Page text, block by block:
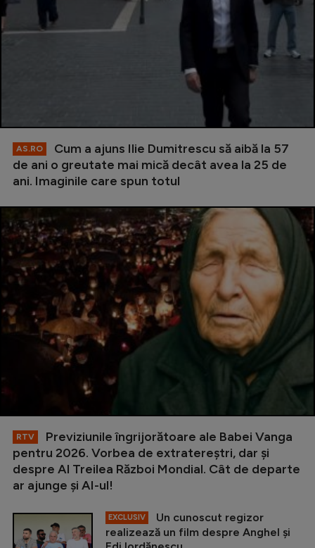
AS.RO
Cum a ajuns Ilie Dumitrescu să aibă la 57
de ani o greutate mai mică decât avea la 25 de
ani. Imaginile care spun totul
RTV
Previziunile îngrijorătoare ale Babei Vanga
pentru 2026. Vorbea de extratereștri, dar și
despre Al Treilea Război Mondial. Cât de departe
ar ajunge și AI-ul!
EXCLUSIV
Un cunoscut regizor
realizează un film despre Anghel și